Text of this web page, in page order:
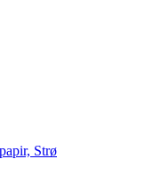
Strø